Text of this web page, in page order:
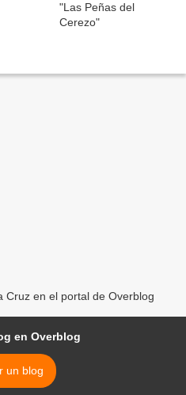
Cruz en el portal de Overblog
en Overblog
un blog